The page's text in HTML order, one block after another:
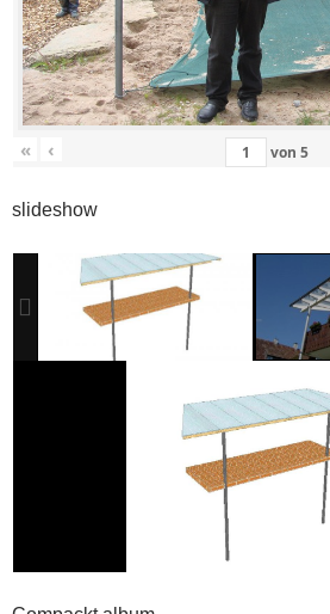
« ‹ von 5
slideshow